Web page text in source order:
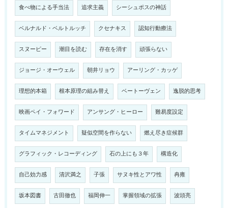
食べ物による手当法 追求主義 シーシュポスの神話
ベルナルド・ベルトルッチ クセナキス 認知行動療法
スヌーピー 潮目を読む 存在を消す 頑張らない
ジョージ・オーウェル 朝井リョウ アーリング・カッゲ
理想的本箱 根本原理の組み替え ベートーヴェン 逸脱的思考
映画ペイ・フォワード アンサング・ヒーロー 難易度設定
タイムマネジメント 疑似空間を作らない 燃え尽き症候群
グラフィック・レコーディング 石の上にも３年 構造化
自己効力感 清沢満之 子張 サヌキ性とアワ性 冉雍
坂本図書 古田徹也 福岡伸一 掌握領域の拡張 波頭亮